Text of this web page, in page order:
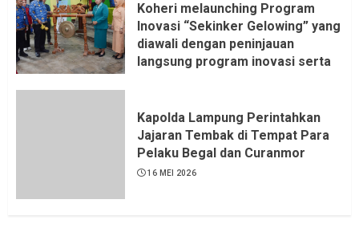
Koheri melaunching Program
Inovasi “Sekinker Gelowing” yang
diawali dengan peninjauan
langsung program inovasi serta
Bandar Jaya Barat, Kecamatan
Terbanggi Besar, Rabu
(20/05/2026).
21 MEI 2026
Kapolda Lampung Perintahkan
Jajaran Tembak di Tempat Para
Pelaku Begal dan Curanmor
16 MEI 2026